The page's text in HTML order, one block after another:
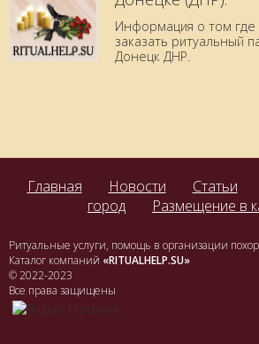
Информация о том где
заказать ритуальный
Донецк ДНР.
Главная Новости Статьи
город
Размещение в
Ритуальные услуги, помощь в организации
Каталог компаний «RITUALHELP.SU»
© 2022-2023
Все права защищены